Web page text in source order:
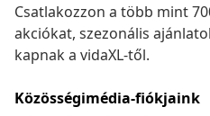
Csatlakozzon a több mint
akciókat, szezonális
kapnak a vidaXL-től.
Közösségimédia-fiókjaink